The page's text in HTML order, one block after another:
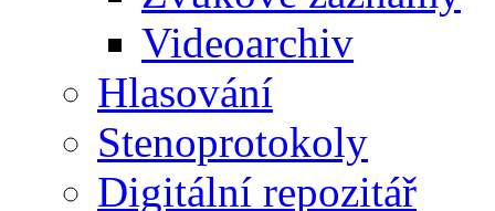
Videoarchiv
Hlasování
Stenoprotokoly
Digitální repozitář